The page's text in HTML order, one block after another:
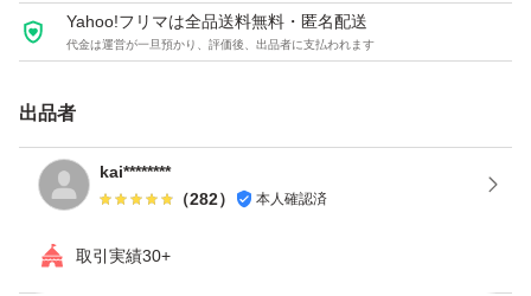
Yahoo!フリマは全品送料無料・匿名配送
代金は運営が一旦預かり、評価後、出品者に支払われます
出品者
kai********
（282） 本人確認済
取引実績30+